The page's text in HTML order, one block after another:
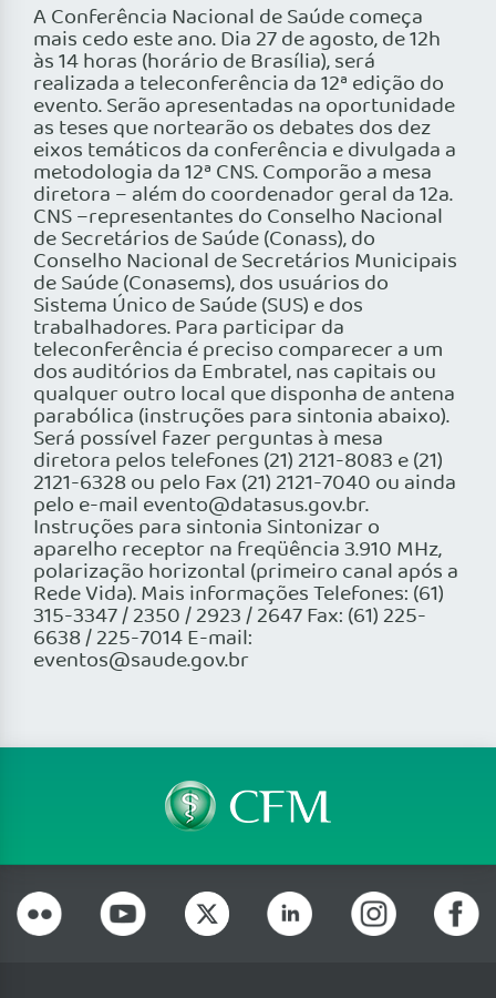
A Conferência Nacional de Saúde começa
mais cedo este ano. Dia 27 de agosto, de 12h
às 14 horas (horário de Brasília), será
realizada a teleconferência da 12ª edição do
evento. Serão apresentadas na oportunidade
as teses que nortearão os debates dos dez
eixos temáticos da conferência e divulgada a
metodologia da 12ª CNS. Comporão a mesa
diretora – além do coordenador geral da 12a.
CNS –representantes do Conselho Nacional
de Secretários de Saúde (Conass), do
Conselho Nacional de Secretários Municipais
de Saúde (Conasems), dos usuários do
Sistema Único de Saúde (SUS) e dos
trabalhadores. Para participar da
teleconferência é preciso comparecer a um
dos auditórios da Embratel, nas capitais ou
qualquer outro local que disponha de antena
parabólica (instruções para sintonia abaixo).
Será possível fazer perguntas à mesa
diretora pelos telefones (21) 2121-8083 e (21)
2121-6328 ou pelo Fax (21) 2121-7040 ou ainda
pelo e-mail evento@datasus.gov.br.
Instruções para sintonia Sintonizar o
aparelho receptor na freqüência 3.910 MHz,
polarização horizontal (primeiro canal após a
Rede Vida). Mais informações Telefones: (61)
315-3347 / 2350 / 2923 / 2647 Fax: (61) 225-
6638 / 225-7014 E-mail:
eventos@saude.gov.br